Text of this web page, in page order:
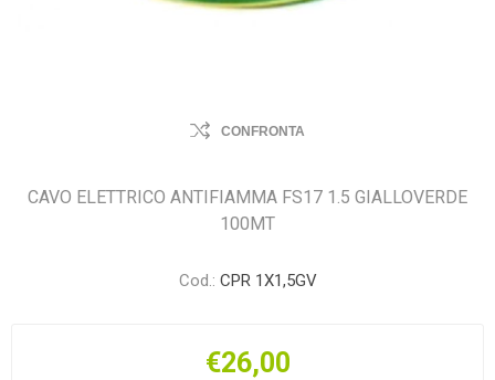
CONFRONTA
CAVO ELETTRICO ANTIFIAMMA FS17 1.5 GIALLOVERDE
100MT
Cod.: CPR 1X1,5GV
€26,00